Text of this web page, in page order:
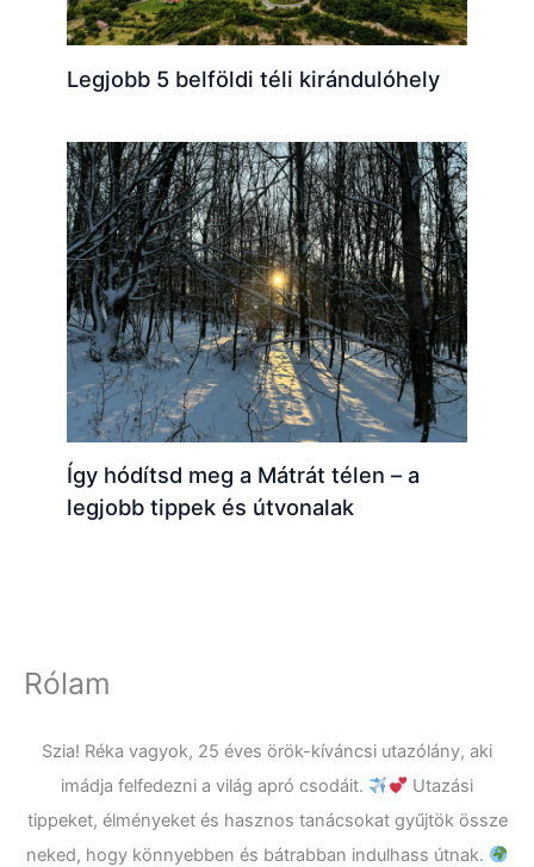
Legjobb 5 belföldi téli kirándulóhely
Így hódítsd meg a Mátrát télen – a
legjobb tippek és útvonalak
Rólam
Szia! Réka vagyok, 25 éves örök-kíváncsi utazólány, aki
imádja felfedezni a világ apró csodáit.
Utazási
tippeket, élményeket és hasznos tanácsokat gyűjtök össze
neked, hogy könnyebben és bátrabban indulhass útnak.